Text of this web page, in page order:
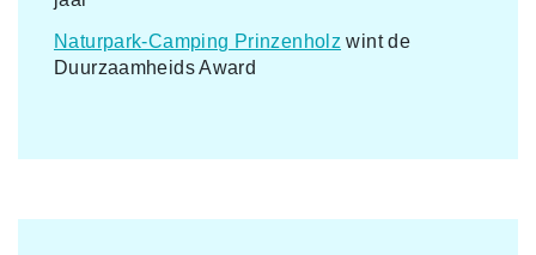
Naturpark-Camping Prinzenholz wint de
Duurzaamheids Award